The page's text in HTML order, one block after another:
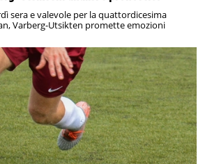
sera e valevole per la quattordicesima
Varberg-Utsikten promette emozioni